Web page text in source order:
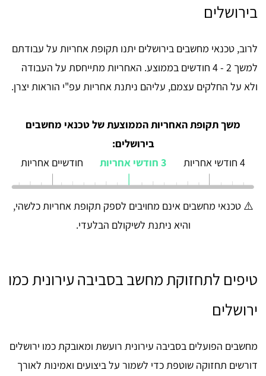
בירושלים
לרוב, טכנאי מחשבים בירושלים יתנו תקופת אחריות על עבודתם
למשך 2 - 4 חודשים בממוצע. האחריות מתייחסת על העבודה
ולא על החלקים עצמם, עליהם ניתנת אחריות עפ"י הוראות יצרן.
משך תקופת האחריות הממוצעת של טכנאי מחשבים
בירושלים:
4 חודשי אחריות
3 חודשי אחריות חודשיים אחריות
⚠️ טכנאי מחשבים אינם מחויבים לספק תקופת אחריות כלשהי,
והיא ניתנת לשיקולם הבלעדי.
טיפים לתחזוקת מחשב בסביבה עירונית כמו
ירושלים
מחשבים הפועלים בסביבה עירונית רועשת ומאובקת כמו ירושלים
דורשים תחזוקה שוטפת כדי לשמור על ביצועים ואמינות לאורך